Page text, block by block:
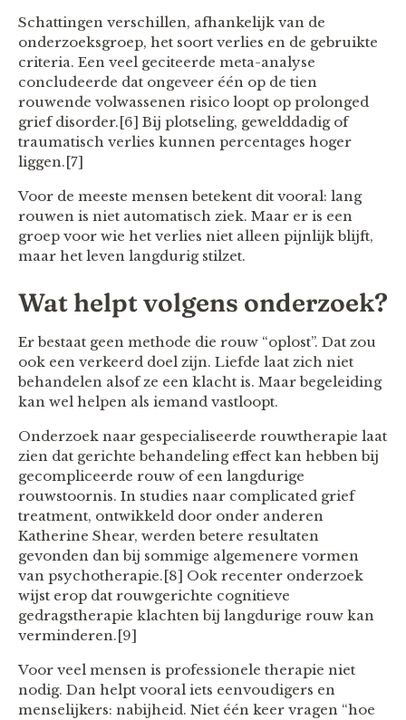
Schattingen verschillen, afhankelijk van de
onderzoeksgroep, het soort verlies en de gebruikte
criteria. Een veel geciteerde meta-analyse
concludeerde dat ongeveer één op de tien
rouwende volwassenen risico loopt op prolonged
grief disorder.[6] Bij plotseling, gewelddadig of
traumatisch verlies kunnen percentages hoger
liggen.[7]
Voor de meeste mensen betekent dit vooral: lang
rouwen is niet automatisch ziek. Maar er is een
groep voor wie het verlies niet alleen pijnlijk blijft,
maar het leven langdurig stilzet.
Wat helpt volgens onderzoek?
Er bestaat geen methode die rouw “oplost”. Dat zou
ook een verkeerd doel zijn. Liefde laat zich niet
behandelen alsof ze een klacht is. Maar begeleiding
kan wel helpen als iemand vastloopt.
Onderzoek naar gespecialiseerde rouwtherapie laat
zien dat gerichte behandeling effect kan hebben bij
gecompliceerde rouw of een langdurige
rouwstoornis. In studies naar complicated grief
treatment, ontwikkeld door onder anderen
Katherine Shear, werden betere resultaten
gevonden dan bij sommige algemenere vormen
van psychotherapie.[8] Ook recenter onderzoek
wijst erop dat rouwgerichte cognitieve
gedragstherapie klachten bij langdurige rouw kan
verminderen.[9]
Voor veel mensen is professionele therapie niet
nodig. Dan helpt vooral iets eenvoudigers en
menselijkers: nabijheid. Niet één keer vragen “hoe